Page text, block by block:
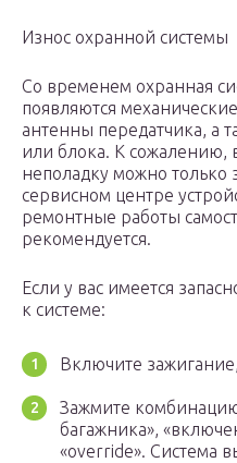
Износ охранной системы
Со временем охранная
появляются
антенны передатчика, а
или блока. К сожалению,
неполадку можно
сервисном центре
ремонтные работы
рекомендуется.
Если у вас имеется
к системе:
Включите
Зажмите
багажника»,
«override». Система